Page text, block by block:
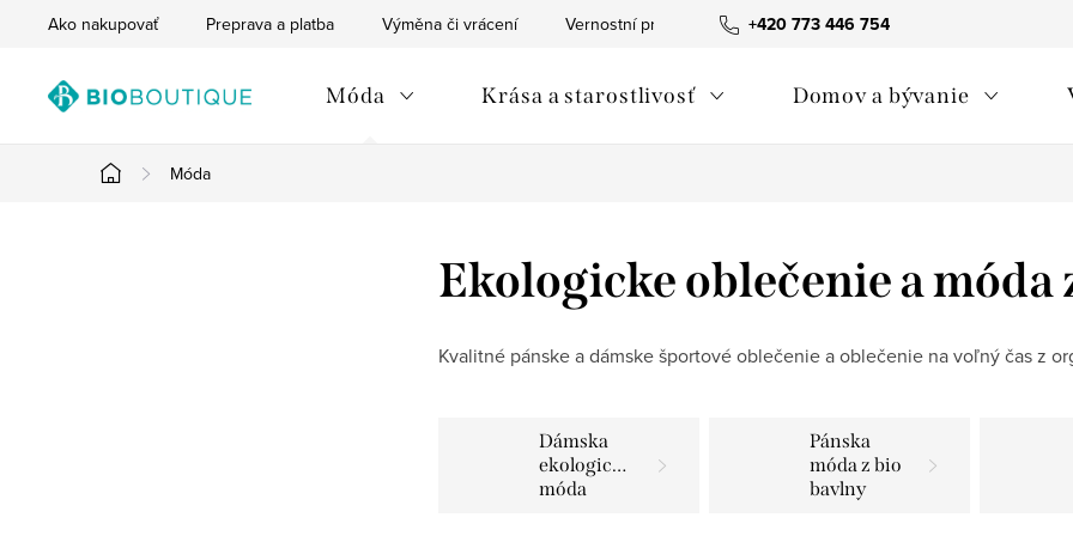
+420 773 446 754
Ako nakupovať Preprava a platba Výměna či vrácení Vernostní program Tabuľka veľkostí The Spirit of OM
Móda Krása a starostlivosť Domov a bývanie
Domov
Móda
Ekologicke oblečenie a móda
Kvalitné pánske a dámske športové oblečenie a oblečenie na voľný čas z
Dámska
ekologická
móda
Pánska
móda z bio
bavlny